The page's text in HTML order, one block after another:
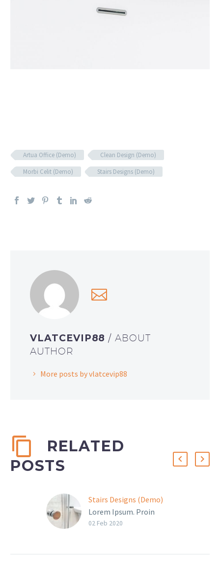
Artua Office (Demo)
Clean Design (Demo)
Morbi Celit (Demo)
Stairs Designs (Demo)
VLATCEVIP88/ ABOUT
AUTHOR
More posts by vlatcevip88
RELATED
POSTS
Stairs Designs (Demo)
Lorem Ipsum. Proin
gravida nibh vel velit
02 Feb 2020